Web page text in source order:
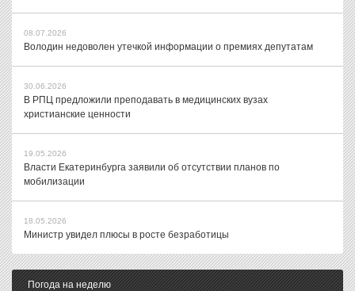
08.07.2026
Володин недоволен утечкой информации о премиях депутатам
30.06.2026
В РПЦ предложили преподавать в медицинских вузах
христианские ценности
19.05.2026
Власти Екатеринбурга заявили об отсутствии планов по
мобилизации
18.05.2026
Министр увидел плюсы в росте безработицы
Погода на неделю